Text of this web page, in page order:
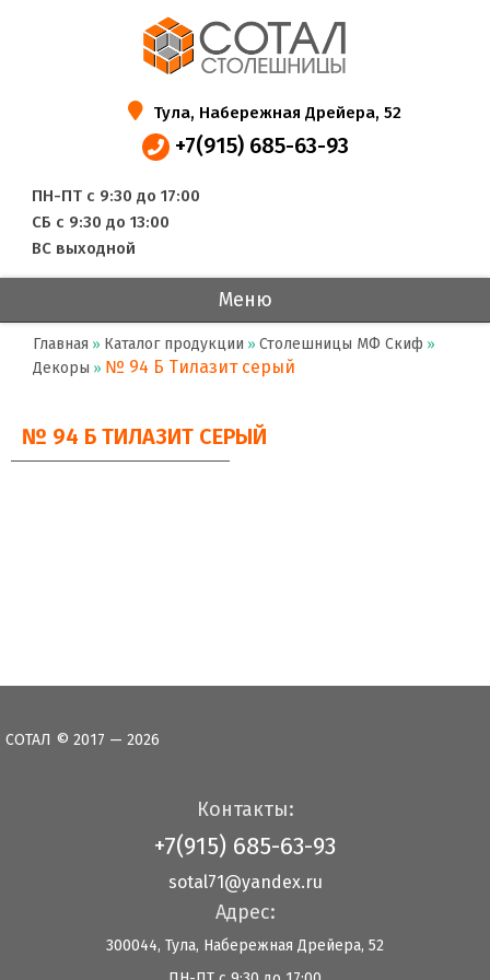
Тула, Набережная Дрейера, 52
+7(915) 685-63-93
ПН-ПТ с 9:30 до 17:00
СБ с 9:30 до 13:00
ВС выходной
Меню
Главная » Каталог продукции » Столешницы МФ Скиф »
Декоры » № 94 Б Тилазит серый
№ 94 Б ТИЛАЗИТ СЕРЫЙ
СОТАЛ © 2017 — 2026
Контакты:
+7(915) 685-63-93
sotal71@yandex.ru
Адрес:
300044, Тула, Набережная Дрейера, 52